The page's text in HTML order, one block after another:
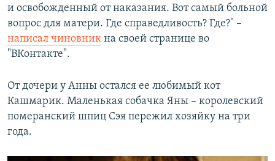
и освобожденный от наказания. Вот самый больной
вопрос для матери. Где справедливость? Где?" –
написал чиновник на своей странице во
"ВКонтакте".
От дочери у Анны остался ее любимый кот
Кашмарик. Маленькая собачка Яны – королевский
померанский шпиц Сэя пережил хозяйку на три
года.